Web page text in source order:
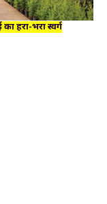
हरा-भरा स्वर्ग